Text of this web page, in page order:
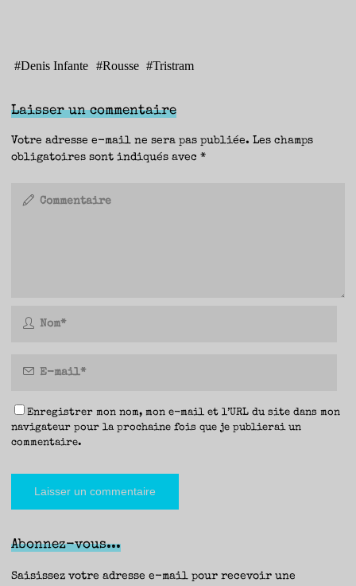
#Denis Infante #Rousse #Tristram
Laisser un commentaire
Votre adresse e-mail ne sera pas publiée. Les champs
obligatoires sont indiqués avec*
Enregistrer mon nom, mon e-mail et l’URL du site dans mon
navigateur pour la prochaine fois que je publierai un
commentaire.
Abonnez-vous...
Saisissez votre adresse e-mail pour recevoir une